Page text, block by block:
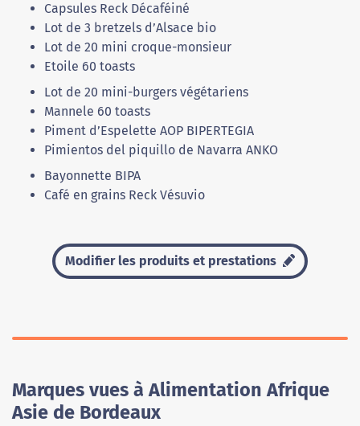
Capsules Reck Décaféiné
Lot de 3 bretzels d’Alsace bio
Lot de 20 mini croque-monsieur
Etoile 60 toasts
Lot de 20 mini-burgers végétariens
Mannele 60 toasts
Piment d’Espelette AOP BIPERTEGIA
Pimientos del piquillo de Navarra ANKO
Bayonnette BIPA
Café en grains Reck Vésuvio
Modifier les produits et prestations
Marques vues à Alimentation Afrique
Asie de Bordeaux